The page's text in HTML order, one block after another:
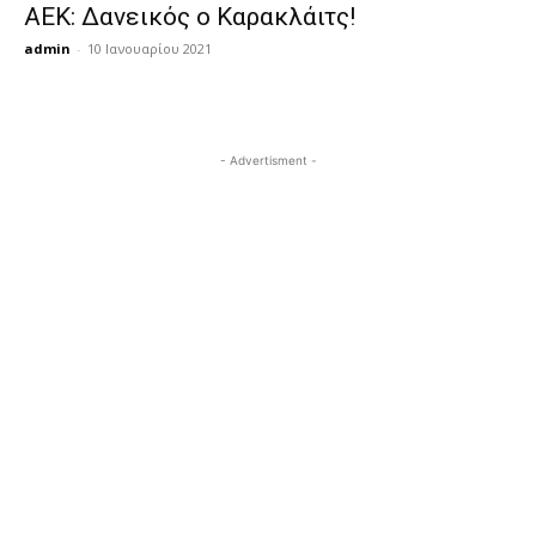
ΑΕΚ: Δανεικός ο Καρακλάιτς!
admin - 10 Ιανουαρίου 2021
- Advertisment -